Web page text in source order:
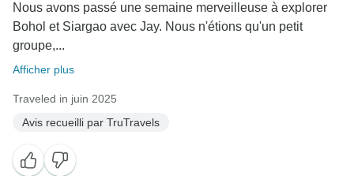
Nous avons passé une semaine merveilleuse à explorer
Bohol et Siargao avec Jay. Nous n'étions qu'un petit
groupe,...
Afficher plus
Traveled in juin 2025
Avis recueilli par TruTravels